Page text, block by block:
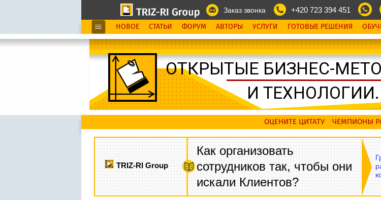
Заказ звонка +420 723 394 451
НОВОЕ СТАТЬИ ФОРУМ АВТОРЫ УСЛУГИ ГОТОВЫЕ РЕШЕНИЯ
ОТКРЫТЫЕ БИЗНЕС-
И ТЕХНОЛОГИИ.
ОЦЕНИТЕ ЦИТАТУ ЧЕМПИОНЫ
TRIZ-RI Group
Как организовать
сотрудников так, чтобы они
искали Клиентов?